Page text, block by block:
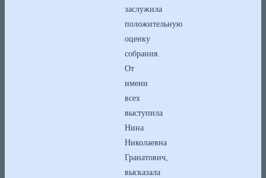
заслужила
положительную
оценку
собрания.
От
имени
всех
выступила
Нина
Николаевна
Гранатович,
высказала